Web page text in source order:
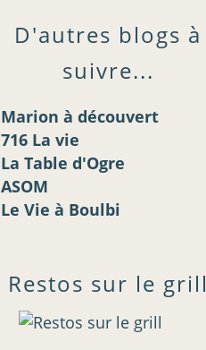
Restos sur le grill
D'autres blogs à
suivre...
Marion à découvert
716 La vie
La Table d'Ogre
ASOM
Le Vie à Boulbi